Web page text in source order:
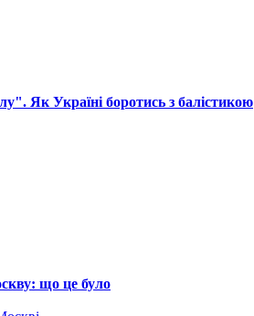
Як Україні боротись з балістикою
що це було